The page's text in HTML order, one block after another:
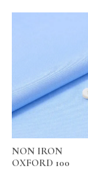
NON IRON
OXFORD 100